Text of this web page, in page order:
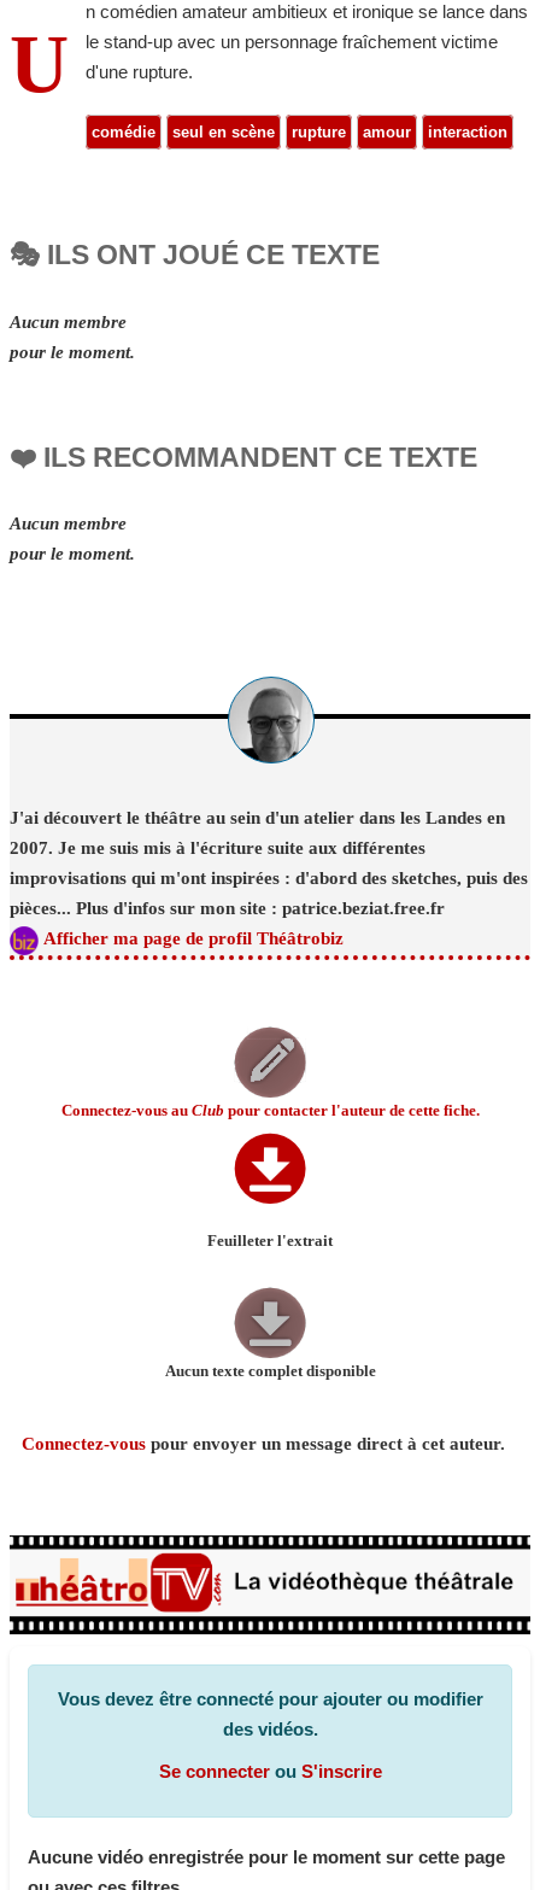
U
n comédien amateur ambitieux et ironique se lance dans
le stand-up avec un personnage fraîchement victime
d'une rupture.
comédie seul en scène rupture amour interaction
🎭 ILS ONT JOUÉ CE TEXTE
Aucun membre
pour le moment.
❤️ ILS RECOMMANDENT CE TEXTE
Aucun membre
pour le moment.
J'ai découvert le théâtre au sein d'un atelier dans les Landes en
2007. Je me suis mis à l'écriture suite aux différentes
improvisations qui m'ont inspirées : d'abord des sketches, puis des
pièces... Plus d'infos sur mon site : patrice.beziat.free.fr
Afficher ma page de profil Théâtrobiz
Connectez-vous au Club pour contacter l'auteur de cette fiche.
Feuilleter l'extrait
Aucun texte complet disponible
Connectez-vous pour envoyer un message direct à cet auteur.
Vous devez être connecté pour ajouter ou modifier
des vidéos.
Se connecterou S'inscrire
Aucune vidéo enregistrée pour le moment sur cette page